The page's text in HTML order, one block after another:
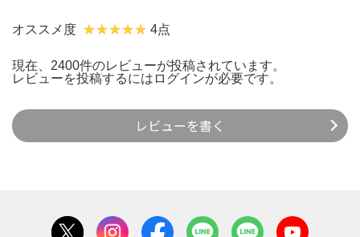
オススメ度 4点
現在、2400件のレビューが投稿されています。
レビューを投稿するには ログインが必要です。
レビューを書く